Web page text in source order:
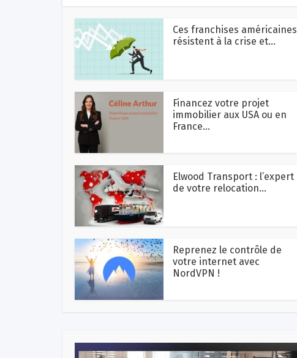
Ces franchises américaines
résistent à la crise et...
Financez votre projet
immobilier aux USA ou en
France...
Elwood Transport : l’expert
de votre relocation...
Reprenez le contrôle de
votre internet avec
NordVPN !